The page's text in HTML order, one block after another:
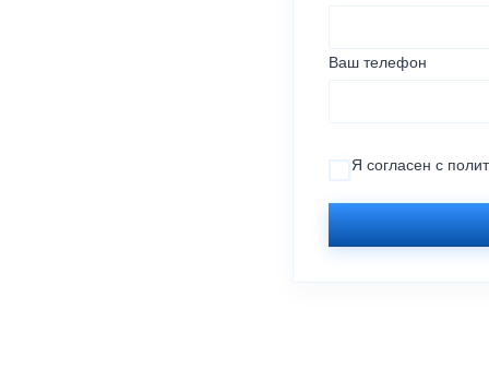
Ваш телефон
Я согласен с